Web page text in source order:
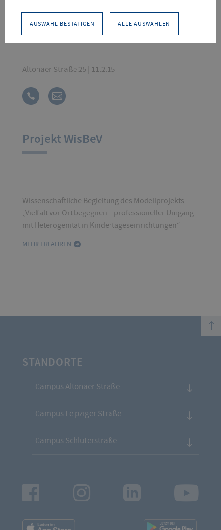
Wissenschaftl. MA im Projekt WisBeV - "Vielfalt vor
Ort begegnen"
Altonaer Straße 25 | 11.2.15
Projekt WisBeV
Wissenschaftliche Begleitung des Modellprojekts
„Vielfalt vor Ort begegnen – professioneller Umgang
mit Heterogenität in Kindertageseinrichtungen“
MEHR ERFAHREN
top
STANDORTE
Campus Altonaer Straße
Campus Leipziger Straße
Campus Schlüterstraße
Instagram LinkedIn
AUSWAHL BESTÄTIGEN ALLE AUSWÄHLEN